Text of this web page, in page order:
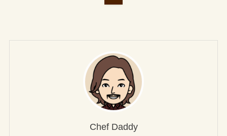
Chef Daddy